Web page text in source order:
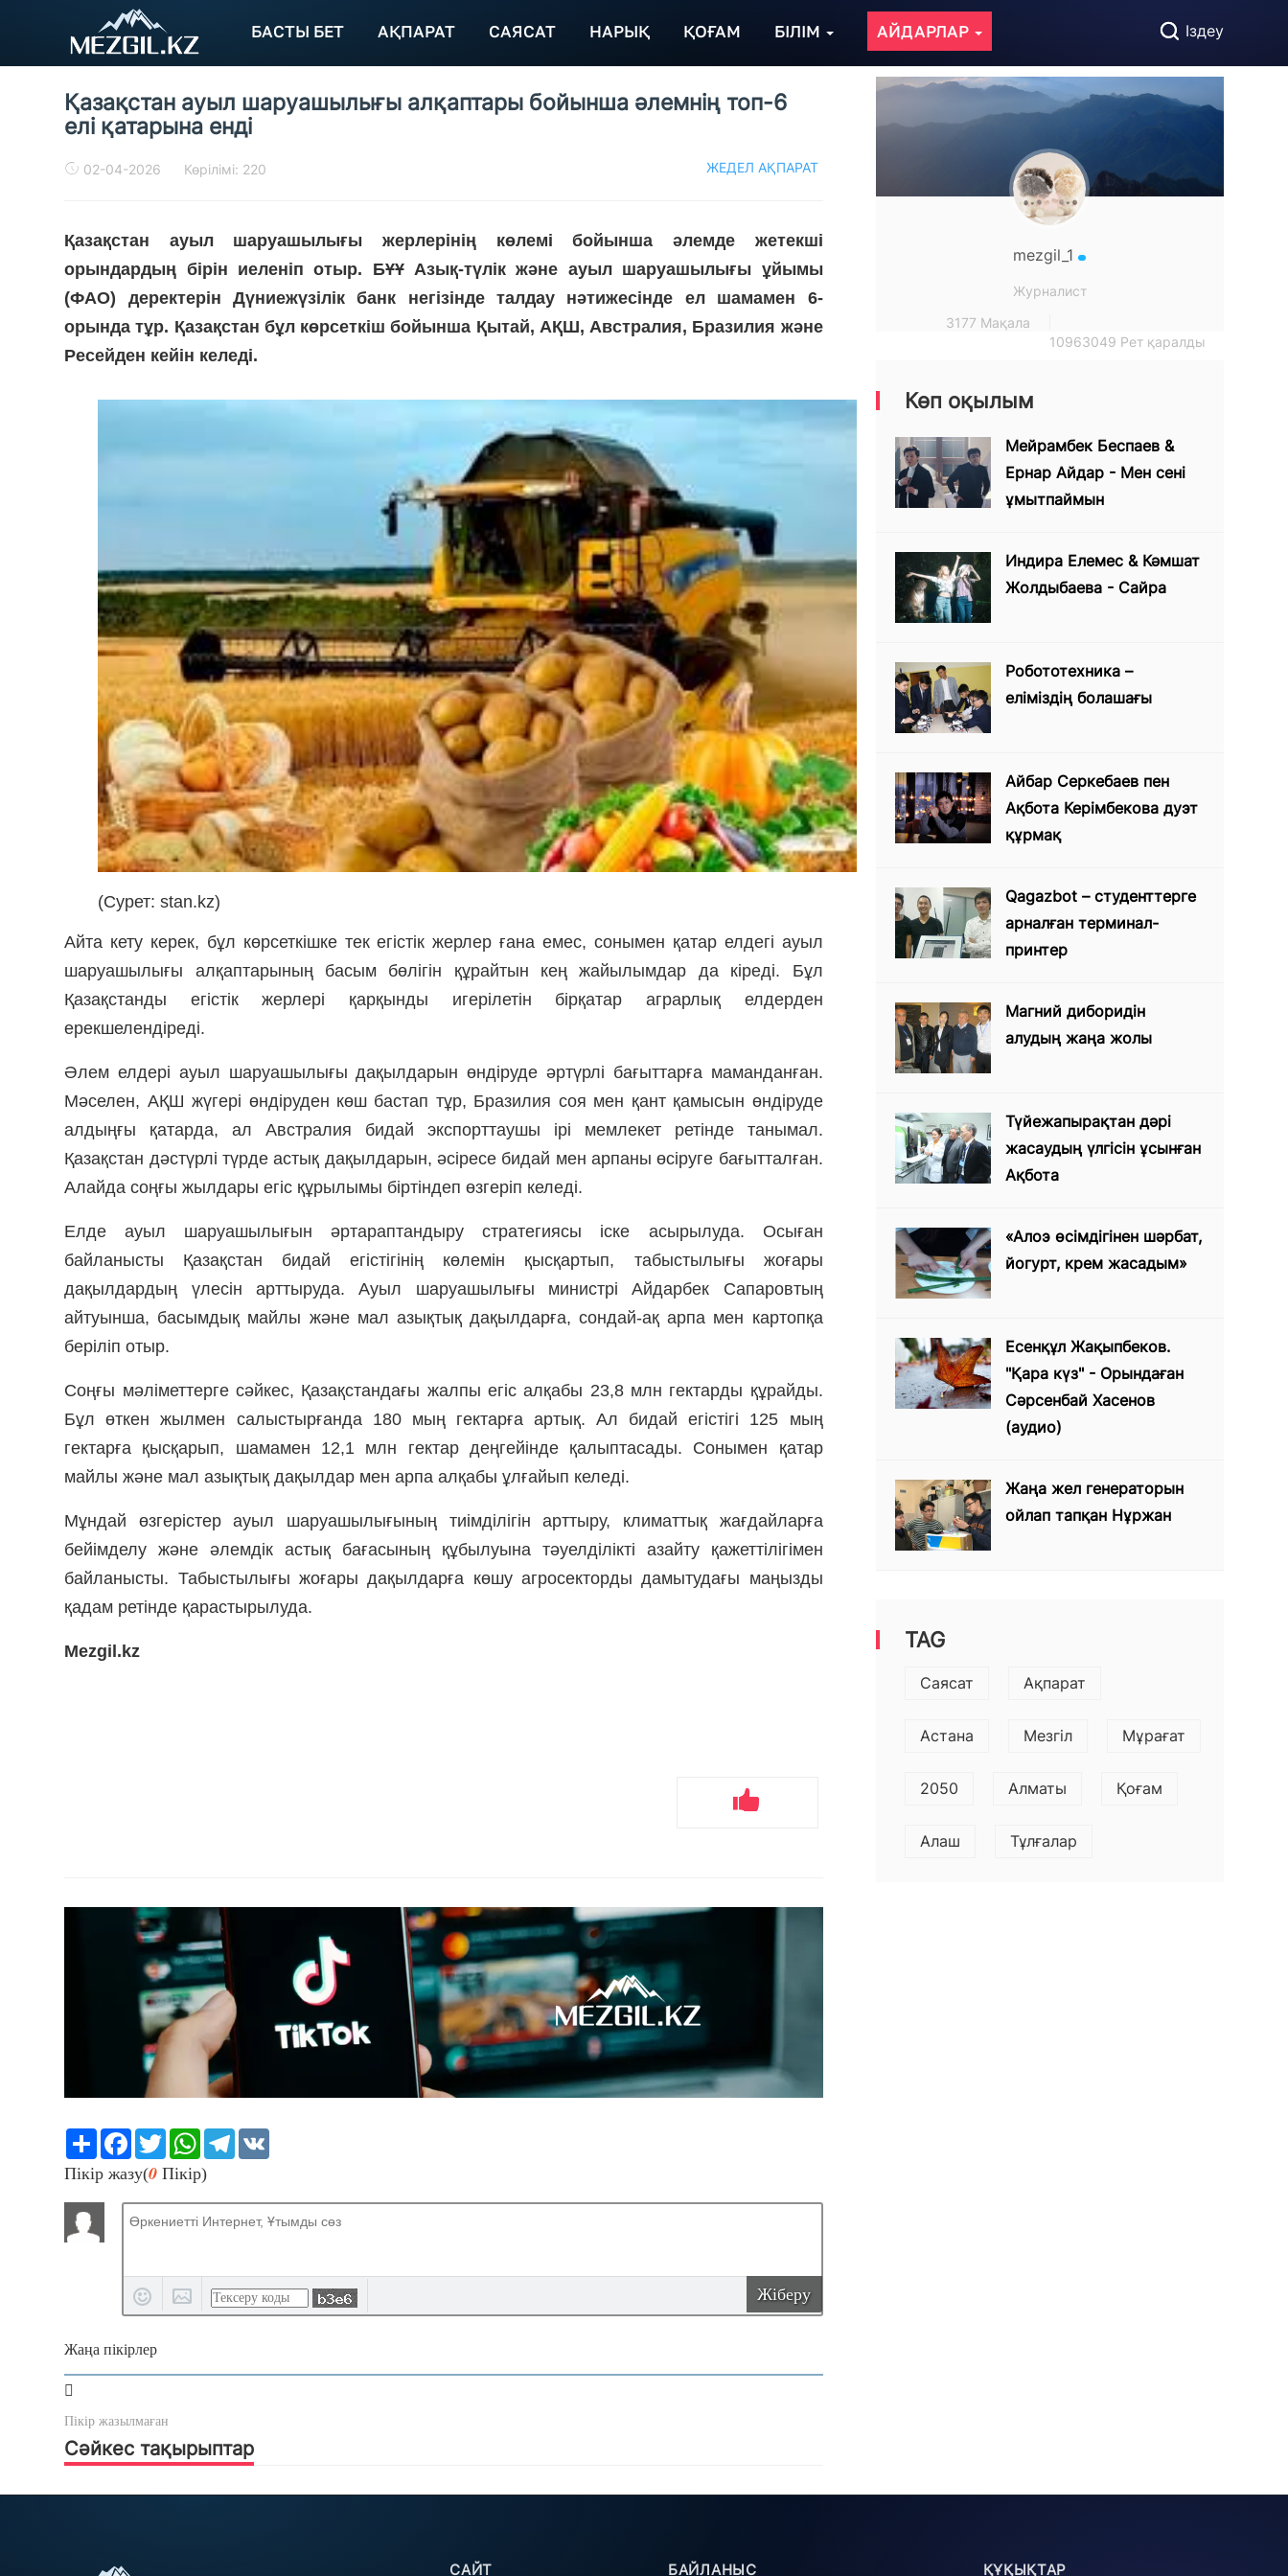
БАСТЫ БЕТ АҚПАРАТ САЯСАТ НАРЫҚ ҚОҒАМ БІЛІМ АЙДАРЛАР Іздеу
Қазақстан ауыл шаруашылығы алқаптары бойынша әлемнің топ-6
елі қатарына енді
ЖЕДЕЛ АҚПАРАТ
02-04-2026 Көрілімі: 220
Қазақстан ауыл шаруашылығы жерлерінің көлемі бойынша әлемде жетекші
орындардың бірін иеленіп отыр. БҰҰ Азық-түлік және ауыл шаруашылығы ұйымы
(ФАО) деректерін Дүниежүзілік банк негізінде талдау нәтижесінде ел шамамен 6-
орында тұр. Қазақстан бұл көрсеткіш бойынша Қытай, АҚШ, Австралия, Бразилия және
Ресейден кейін келеді.
(Сурет: stan.kz)
Айта кету керек, бұл көрсеткішке тек егістік жерлер ғана емес, сонымен қатар елдегі ауыл
шаруашылығы алқаптарының басым бөлігін құрайтын кең жайылымдар да кіреді. Бұл
Қазақстанды егістік жерлері қарқынды игерілетін бірқатар аграрлық елдерден
ерекшелендіреді.
Әлем елдері ауыл шаруашылығы дақылдарын өндіруде әртүрлі бағыттарға маманданған.
Мәселен, АҚШ жүгері өндіруден көш бастап тұр, Бразилия соя мен қант қамысын өндіруде
алдыңғы қатарда, ал Австралия бидай экспорттаушы ірі мемлекет ретінде танымал.
Қазақстан дәстүрлі түрде астық дақылдарын, әсіресе бидай мен арпаны өсіруге бағытталған.
Алайда соңғы жылдары егіс құрылымы біртіндеп өзгеріп келеді.
Елде ауыл шаруашылығын әртараптандыру стратегиясы іске асырылуда. Осыған
байланысты Қазақстан бидай егістігінің көлемін қысқартып, табыстылығы жоғары
дақылдардың үлесін арттыруда. Ауыл шаруашылығы министрі Айдарбек Сапаровтың
айтуынша, басымдық майлы және мал азықтық дақылдарға, сондай-ақ арпа мен картопқа
беріліп отыр.
Соңғы мәліметтерге сәйкес, Қазақстандағы жалпы егіс алқабы 23,8 млн гектарды құрайды.
Бұл өткен жылмен салыстырғанда 180 мың гектарға артық. Ал бидай егістігі 125 мың
гектарға қысқарып, шамамен 12,1 млн гектар деңгейінде қалыптасады. Сонымен қатар
майлы және мал азықтық дақылдар мен арпа алқабы ұлғайып келеді.
Мұндай өзгерістер ауыл шаруашылығының тиімділігін арттыру, климаттық жағдайларға
бейімделу және әлемдік астық бағасының құбылуына тәуелділікті азайту қажеттілігімен
байланысты. Табыстылығы жоғары дақылдарға көшу агросекторды дамытудағы маңызды
қадам ретінде қарастырылуда.
Mezgil.kz
Share Facebook
TwitterWhatsApp
Telegram
Пікір жазу(0 Пікір)
Жіберу
Жаңа пікірлер
Пікір жазылмаған
Сәйкес тақырыптар
mezgil_1
Журналист
3177 Мақала
10963049 Рет қаралды
Көп оқылым
Мейрамбек Беспаев &
Ернар Айдар - Мен сені
ұмытпаймын
Индира Елемес & Кәмшат
Жолдыбаева - Сайра
Робототехника –
еліміздің болашағы
Айбар Серкебаев пен
Ақбота Керімбекова дуэт
құрмақ
Qagazbot – студенттерге
арналған терминал-
принтер
Магний диборидін
алудың жаңа жолы
Түйежапырақтан дәрі
жасаудың үлгісін ұсынған
Ақбота
«Алоэ өсімдігінен шәрбат,
йогурт, крем жасадым»
Есенқұл Жақыпбеков.
"Қара күз" - Орындаған
Сәрсенбай Хасенов
(аудио)
Жаңа жел генераторын
ойлап тапқан Нұржан
TAG
Саясат Ақпарат
Астана Мезгіл Мұрағат
2050 Алматы Қоғам
Алаш Тұлғалар
САЙТ БАЙЛАНЫС ҚҰҚЫҚТАР